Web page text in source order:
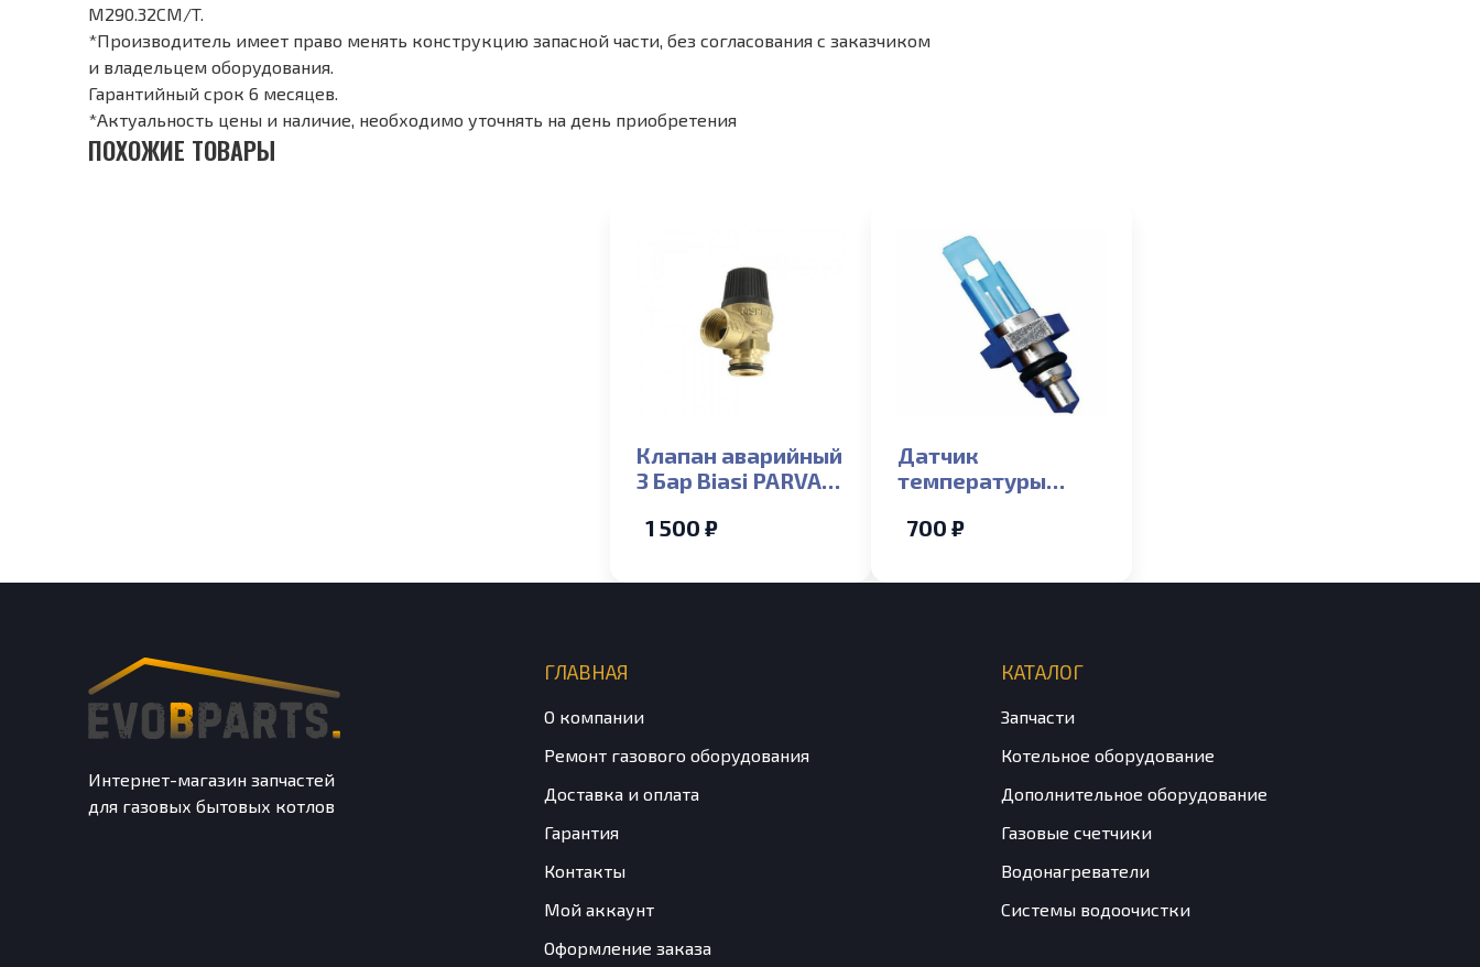
M290.32CM/T.
*Производитель имеет право менять конструкцию запасной части, без согласования с заказчиком
и владельцем оборудования.
Гарантийный срок 6 месяцев.
*Актуальность цены и наличие, необходимо уточнять на день приобретения
ПОХОЖИЕ ТОВАРЫ
Клапан аварийный
3 Бар Biasi PARVA,
1 500 ₽
Датчик
температуры
Biasi Delta,
ELECTROLUX
700 ₽
Интернет-магазин запчастей
для газовых бытовых котлов
ГЛАВНАЯ
О компании
Ремонт газового оборудования
Доставка и оплата
Гарантия
Контакты
Мой аккаунт
Оформление заказа
КАТАЛОГ
Запчасти
Котельное оборудование
Дополнительное оборудование
Газовые счетчики
Водонагреватели
Системы водоочистки